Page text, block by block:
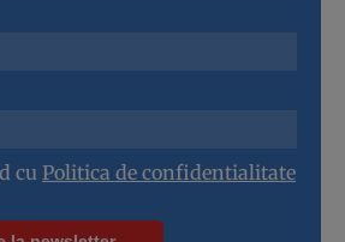
cu Politica de confidentialitate